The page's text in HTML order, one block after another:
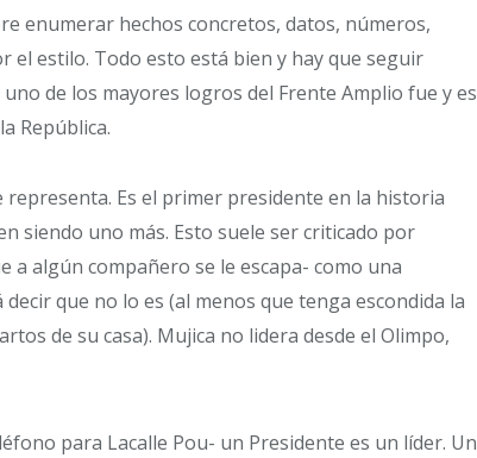
enumerar hechos concretos, datos, números,
el estilo. Todo esto está bien y hay que seguir
de los mayores logros del Frente Amplio fue y es
República.
representa. Es el primer presidente en la historia
siendo uno más. Esto suele ser criticado por
a algún compañero se le escapa- como una
que no lo es (al menos que tenga escondida la
de su casa). Mujica no lidera desde el Olimpo,
para Lacalle Pou- un Presidente es un líder. Un